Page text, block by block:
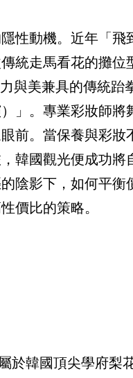
性動機。近年「
統走馬看花的攤
與美兼具的傳統
」。專業彩妝師
前。當保養與彩
韓國觀光便成功
陰影下，如何平
價比的策略。
於韓國頂尖學府梨